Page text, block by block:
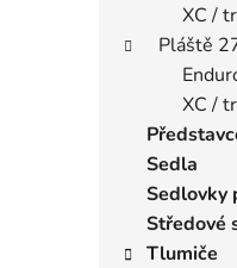
XC /
Pláště
XC /
Sedla
Sedlovky
Středové
Tlumiče